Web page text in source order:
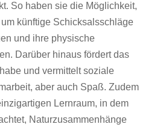
So haben sie die Möglichkeit,
künftige Schicksalsschläge
und ihre physische
Darüber hinaus fördert das
und vermittelt soziale
aber auch Spaß. Zudem
Lernraum, in dem
Naturzusammenhänge